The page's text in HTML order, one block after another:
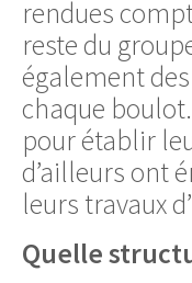
rendues
reste du
également
chaque
pour établir
d’ailleurs ont
leurs travaux
Quelle